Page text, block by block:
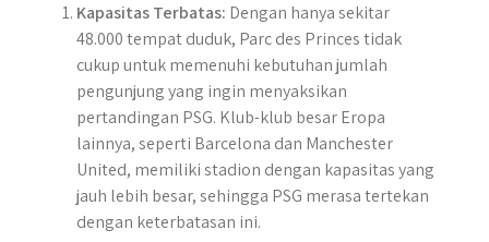
Kapasitas Terbatas: Dengan hanya sekitar
48.000 tempat duduk, Parc des Princes tidak
cukup untuk memenuhi kebutuhan jumlah
pengunjung yang ingin menyaksikan
pertandingan PSG. Klub-klub besar Eropa
lainnya, seperti Barcelona dan Manchester
United, memiliki stadion dengan kapasitas yang
jauh lebih besar, sehingga PSG merasa tertekan
dengan keterbatasan ini.